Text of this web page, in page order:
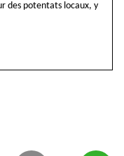
des potentats locaux, y